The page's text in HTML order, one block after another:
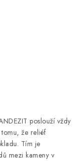
poslouží vždy
tomu, že reliéf
Tím je
mezi kameny v